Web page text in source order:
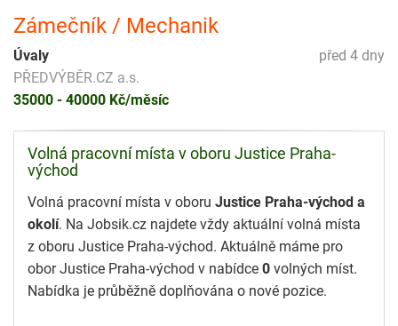
Zámečník / Mechanik
před 4 dny
Úvaly
PŘEDVÝBĚR.CZ a.s.
35000 - 40000 Kč/měsíc
Volná pracovní místa v oboru Justice Praha-
východ
Volná pracovní místa v oboru Justice Praha-východ a
okolí. Na Jobsik.cz najdete vždy aktuální volná místa
z oboru Justice Praha-východ. Aktuálně máme pro
obor Justice Praha-východ v nabídce 0 volných míst.
Nabídka je průběžně doplňována o nové pozice.